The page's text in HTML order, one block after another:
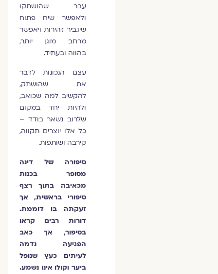
עבר שהושתקו
ולאפשר שיח פתוח
שיגביר זהירות ויאפשר
מרחב מוגן יותר,
בהווה ובעתיד.
עצם הנכונות לדבר
את שהושתק,
להקשיב למה שכואב,
ולהיות יחד במקום
שלרוב נשאר בודד –
כל אלו יוצרים תקווה,
קירבה ושותפות.
סיפורה של דינה
מסופר בכנות
מכאיבה בתוך רצף
סיפורי בראשית, אך
זעקתה בו דוממת.
דורות רבים קראו
בסיפור, אך כאב
הפגיעה נדמה
לעיתים כעץ שנופל
ביער וקולו אינו נשמע.